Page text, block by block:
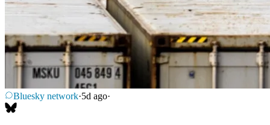
Bluesky network·5d ago·